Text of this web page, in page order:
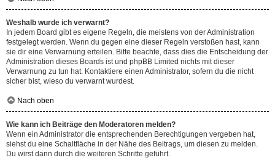
Weshalb wurde ich verwarnt?
In jedem Board gibt es eigene Regeln, die meistens von der Administration
festgelegt werden. Wenn du gegen eine dieser Regeln verstoßen hast, kann
sie dir eine Verwarnung erteilen. Bitte beachte, dass dies die Entscheidung der
Administration dieses Boards ist und phpBB Limited nichts mit dieser
Verwarnung zu tun hat. Kontaktiere einen Administrator, sofern du die nicht
sicher bist, wieso du verwarnt wurdest.
Nach oben
Wie kann ich Beiträge den Moderatoren melden?
Wenn ein Administrator die entsprechenden Berechtigungen vergeben hat,
siehst du eine Schaltfläche in der Nähe des Beitrags, um diesen zu melden.
Du wirst dann durch die weiteren Schritte geführt.